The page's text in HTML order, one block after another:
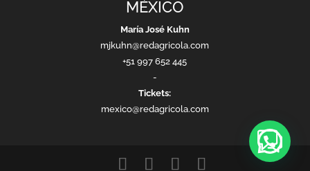
MÉXICO
María José Kuhn
mjkuhn@redagricola.com
+51 997 652 445
-
Tickets:
mexico@redagricola.com